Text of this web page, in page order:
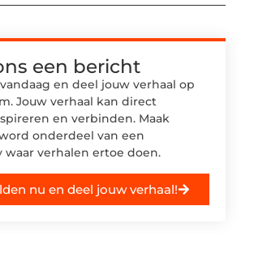
een bericht
en deel jouw verhaal op
Jouw verhaal kan direct
en verbinden. Maak
onderdeel van een
waar verhalen ertoe doen.
nu en deel jouw verhaal!